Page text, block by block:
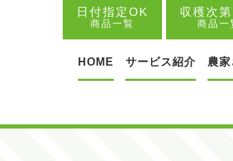
HOME サービス紹介 農
日付指定OK
商品一覧
収穫次
商品一